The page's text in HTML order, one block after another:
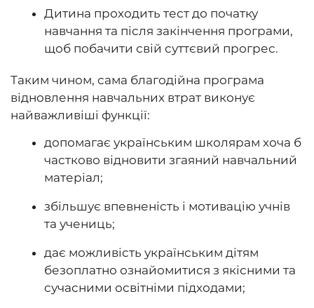
Дитина проходить тест до початку
навчання та після закінчення програми,
щоб побачити свій суттєвий прогрес.
Таким чином, сама благодійна програма
відновлення навчальних втрат виконує
найважливіші функції:
допомагає українським школярам хоча б
частково відновити згаяний навчальний
матеріал;
збільшує впевненість і мотивацію учнів
та учениць;
дає можливість українським дітям
безоплатно ознайомитися з якісними та
сучасними освітніми підходами;